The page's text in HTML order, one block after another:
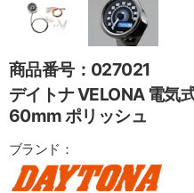
商品番号：027021
デイトナ VELONA 電気
60mm ポリッシュ
ブランド：